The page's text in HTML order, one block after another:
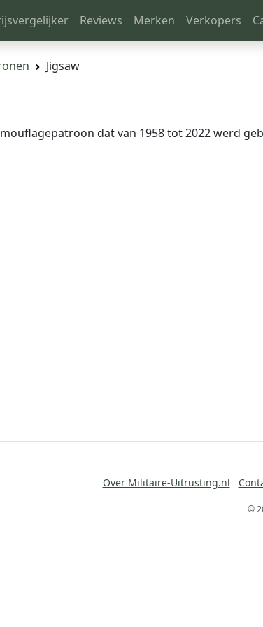
Reviews Merken Verkopers
Jigsaw
dat van 1958 tot 2022 werd
Over Militaire-Uitrusting.nl
©